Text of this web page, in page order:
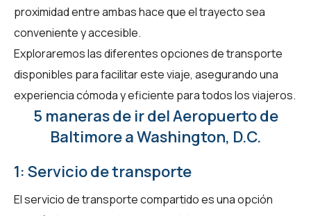
proximidad entre ambas hace que el trayecto sea
conveniente y accesible.
Exploraremos las diferentes opciones de transporte
disponibles para facilitar este viaje, asegurando una
experiencia cómoda y eficiente para todos los viajeros.
5 maneras de ir del Aeropuerto de
Baltimore a Washington, D.C.
1: Servicio de transporte
El servicio de transporte compartido es una opción